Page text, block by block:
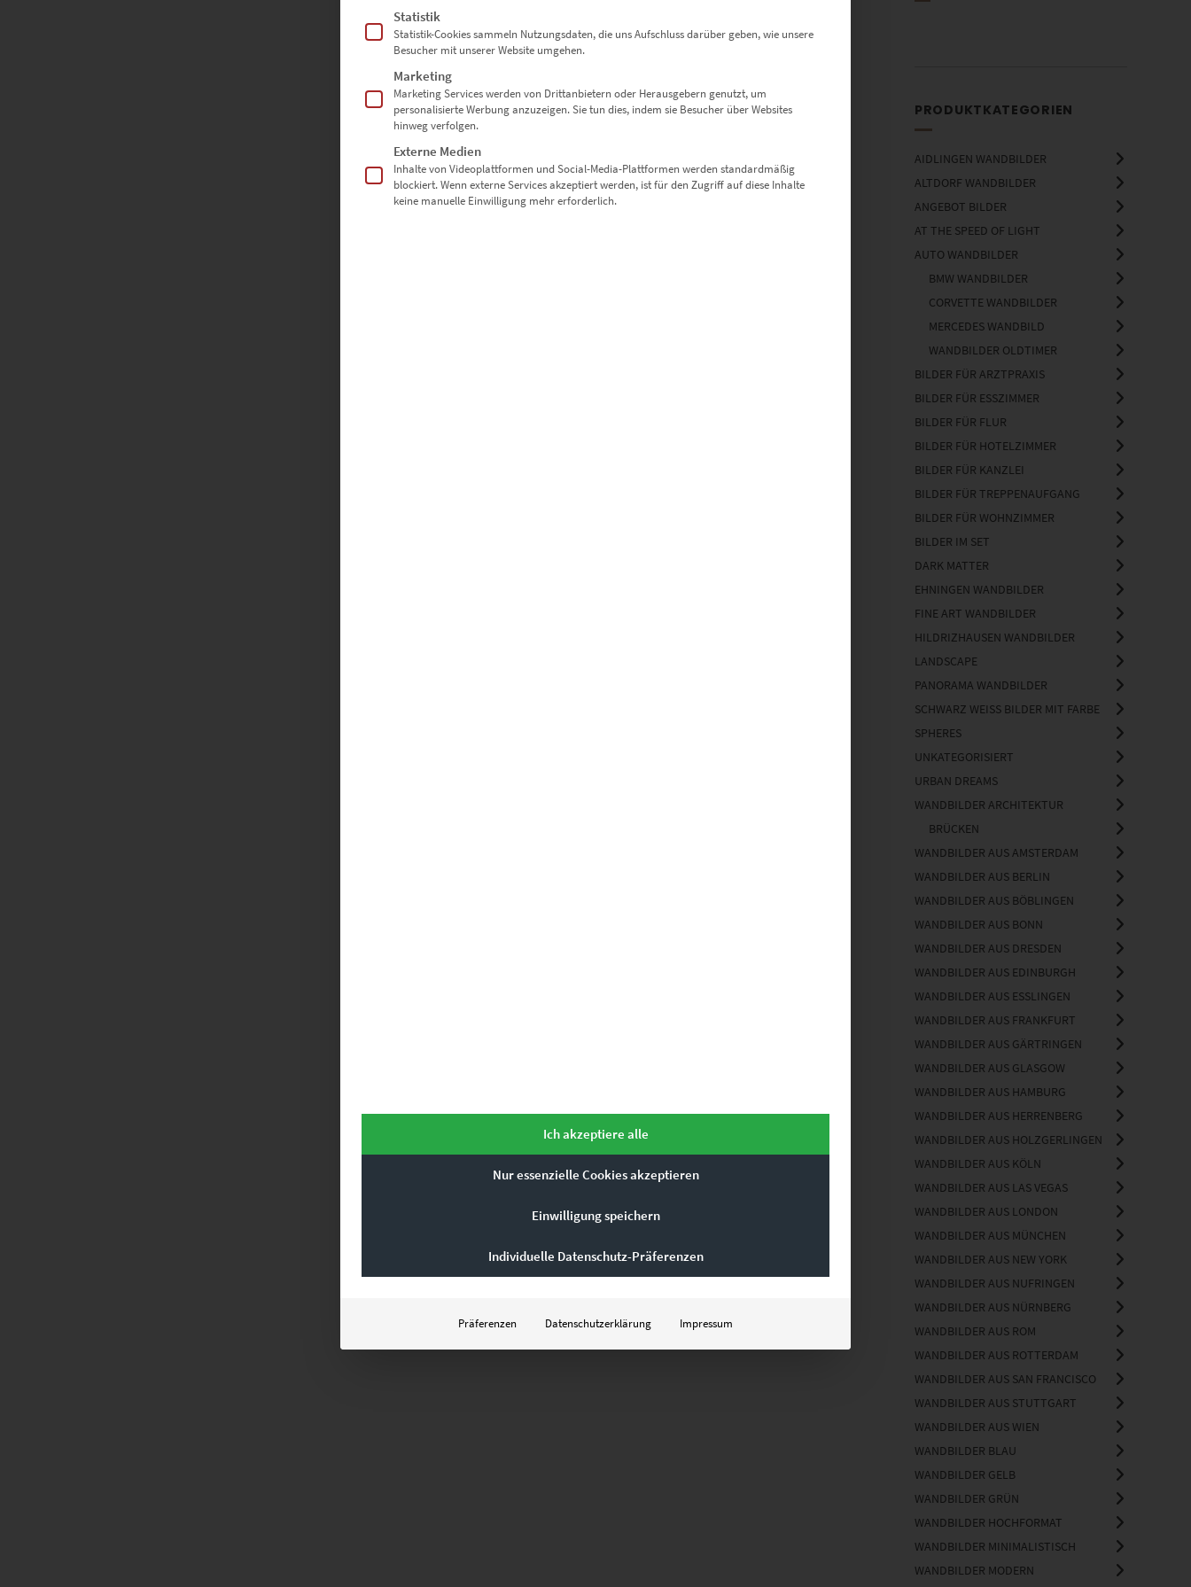
PRODUKTKATEGORIEN
AIDLINGEN WANDBILDER
ALTDORF WANDBILDER
ANGEBOT BILDER
AT THE SPEED OF LIGHT
AUTO WANDBILDER
BMW WANDBILDER
CORVETTE WANDBILDER
MERCEDES WANDBILD
WANDBILDER OLDTIMER
BILDER FÜR ARZTPRAXIS
BILDER FÜR ESSZIMMER
BILDER FÜR FLUR
BILDER FÜR HOTELZIMMER
BILDER FÜR KANZLEI
BILDER FÜR TREPPENAUFGANG
BILDER FÜR WOHNZIMMER
BILDER IM SET
DARK MATTER
EHNINGEN WANDBILDER
FINE ART WANDBILDER
HILDRIZHAUSEN WANDBILDER
LANDSCAPE
PANORAMA WANDBILDER
SCHWARZ WEISS BILDER MIT FARBE
SPHERES
UNKATEGORISIERT
URBAN DREAMS
WANDBILDER ARCHITEKTUR
BRÜCKEN
WANDBILDER AUS AMSTERDAM
WANDBILDER AUS BERLIN
WANDBILDER AUS BÖBLINGEN
WANDBILDER AUS BONN
WANDBILDER AUS DRESDEN
WANDBILDER AUS EDINBURGH
WANDBILDER AUS ESSLINGEN
WANDBILDER AUS FRANKFURT
WANDBILDER AUS GÄRTRINGEN
WANDBILDER AUS GLASGOW
WANDBILDER AUS HAMBURG
WANDBILDER AUS HERRENBERG
WANDBILDER AUS HOLZGERLINGEN
WANDBILDER AUS KÖLN
WANDBILDER AUS LAS VEGAS
WANDBILDER AUS LONDON
WANDBILDER AUS MÜNCHEN
WANDBILDER AUS NEW YORK
WANDBILDER AUS NUFRINGEN
WANDBILDER AUS NÜRNBERG
WANDBILDER AUS ROM
WANDBILDER AUS ROTTERDAM
WANDBILDER AUS SAN FRANCISCO
WANDBILDER AUS STUTTGART
WANDBILDER AUS WIEN
WANDBILDER BLAU
WANDBILDER GELB
WANDBILDER GRÜN
WANDBILDER HOCHFORMAT
WANDBILDER MINIMALISTISCH
WANDBILDER MODERN
Statistik
Statistik-Cookies sammeln Nutzungsdaten, die uns Aufschluss darüber geben, wie unsere
Besucher mit unserer Website umgehen.
Marketing
Marketing Services werden von Drittanbietern oder Herausgebern genutzt, um
personalisierte Werbung anzuzeigen. Sie tun dies, indem sie Besucher über Websites
hinweg verfolgen.
Externe Medien
Inhalte von Videoplattformen und Social-Media-Plattformen werden standardmäßig
blockiert. Wenn externe Services akzeptiert werden, ist für den Zugriff auf diese Inhalte
keine manuelle Einwilligung mehr erforderlich.
Ich akzeptiere alle
Nur essenzielle Cookies akzeptieren
Einwilligung speichern
Individuelle Datenschutz-Präferenzen
Präferenzen Datenschutzerklärung Impressum